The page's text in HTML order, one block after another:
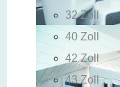
32 Zoll
40 Zoll
42 Zoll
43 Zoll